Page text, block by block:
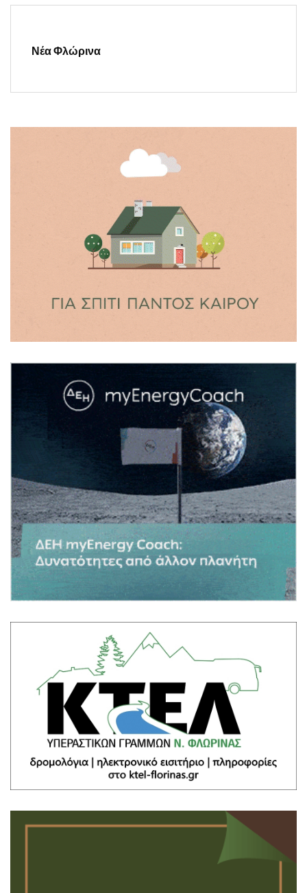
Νέα Φλώρινα